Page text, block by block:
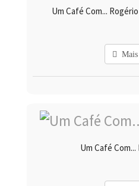
Um Café Com...
Um Café